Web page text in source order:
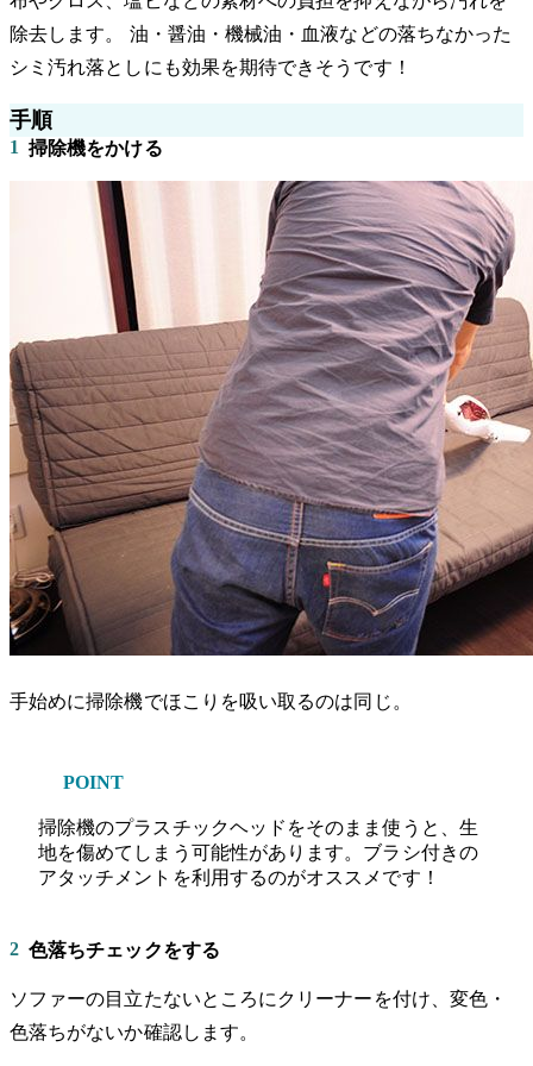
除去します。 油・醤油・機械油・血液などの落ちなかった
シミ汚れ落としにも効果を期待できそうです！
手順
1 掃除機をかける
手始めに掃除機でほこりを吸い取るのは同じ。
POINT
掃除機のプラスチックヘッドをそのまま使うと、生
地を傷めてしまう可能性があります。ブラシ付きの
アタッチメントを利用するのがオススメです！
2 色落ちチェックをする
ソファーの目立たないところにクリーナーを付け、変色・
色落ちがないか確認します。